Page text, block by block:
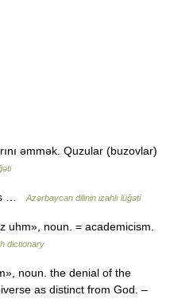
əmmək. Quzular (buzovlar)
… Azərbaycan dilinin izahlı lüğəti
uhm», noun. = academicism.
dictionary
noun. the denial of the
as distinct from God. –